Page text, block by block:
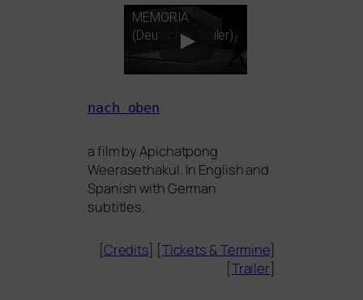
MEMORIA
(Deutscher Trailer)
nach oben
a film by Apichatpong
Weerasethakul . In English and
Spanish with German
subtitles.
[Credits] [Tickets &Termine]
[Trailer]